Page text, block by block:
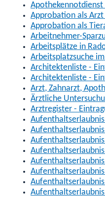
Apothekennotdienst
Approbation als
Approbation als
Arbeitnehmer-
Arbeitsplätze in
Arbeitsplatzsuche
Architektenliste -
Architektenliste -
Arzt, Zahnarzt,
Ärztliche
Arztregister -